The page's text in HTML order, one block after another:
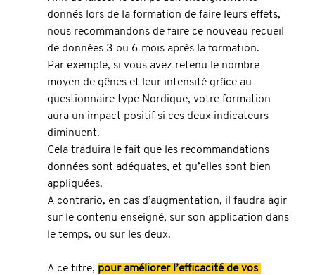
donnés lors de la formation de faire leurs effets,
nous recommandons de faire ce nouveau recueil
de données 3 ou 6 mois après la formation.
Par exemple, si vous avez retenu le nombre
moyen de gênes et leur intensité grâce au
questionnaire type Nordique, votre formation
aura un impact positif si ces deux indicateurs
diminuent.
Cela traduira le fait que les recommandations
données sont adéquates, et qu’elles sont bien
appliquées.
A contrario, en cas d’augmentation, il faudra agir
sur le contenu enseigné, sur son application dans
le temps, ou sur les deux.
A ce titre, pour améliorer l’efficacité de vos